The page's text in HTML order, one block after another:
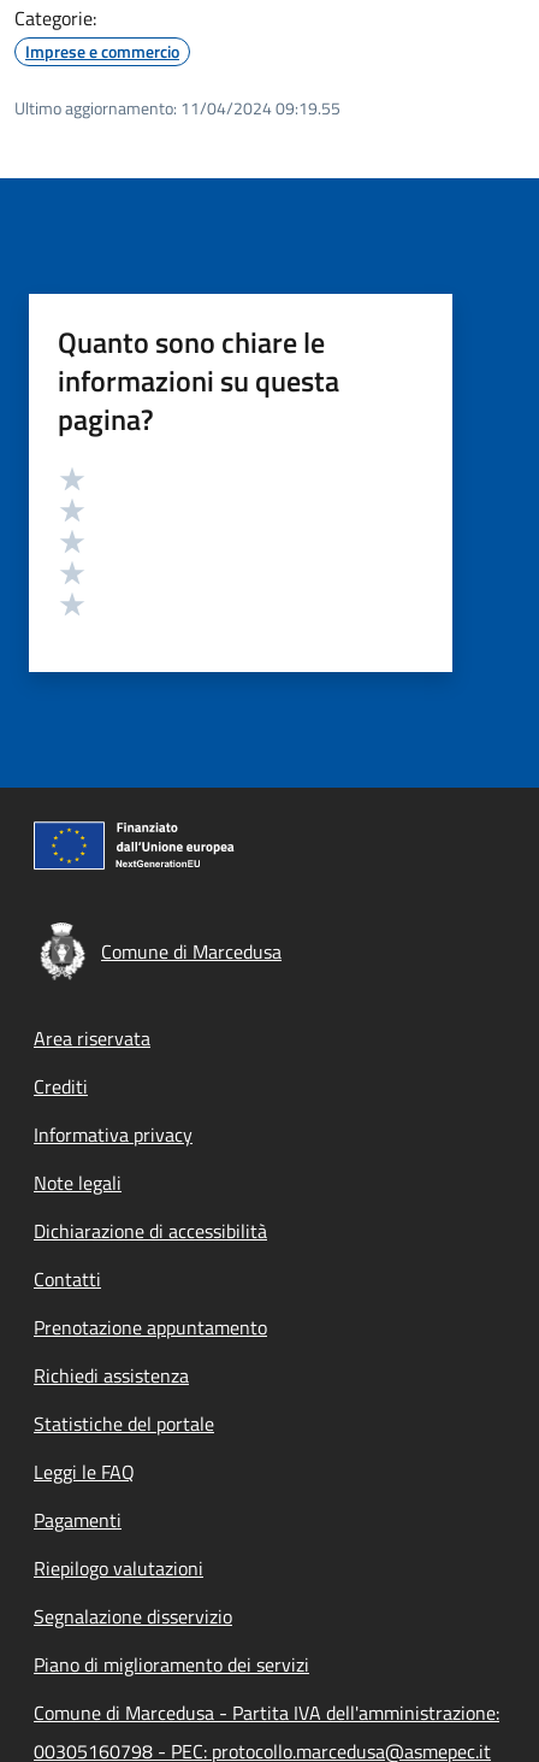
Categorie:
Imprese e commercio
Ultimo aggiornamento: 11/04/2024 09:19.55
Quanto sono chiare le
informazioni su questa
pagina?
Valutazione
Comune di Marcedusa
Footer menu
Area riservata
Crediti
Informativa privacy
Note legali
Dichiarazione di accessibilità
Contatti
Prenotazione appuntamento
Richiedi assistenza
Statistiche del portale
Leggi le FAQ
Pagamenti
Riepilogo valutazioni
Segnalazione disservizio
Piano di miglioramento dei servizi
Comune di Marcedusa - Partita IVA dell'amministrazione:
00305160798 - PEC: protocollo.marcedusa@asmepec.it